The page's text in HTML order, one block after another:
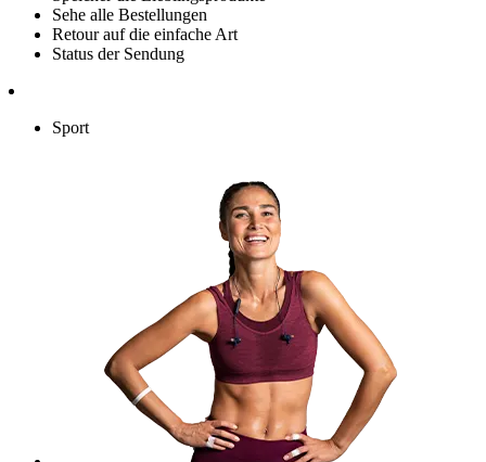
Sehe alle Bestellungen
Retour auf die einfache Art
Status der Sendung
Sport